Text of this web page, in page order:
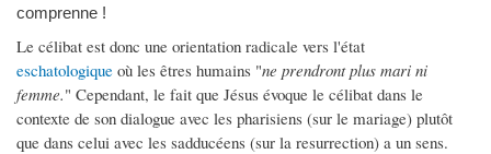
comprenne !
Le célibat est donc une orientation radicale vers l'état
eschatologique où les êtres humains "ne prendront plus mari ni
femme." Cependant, le fait que Jésus évoque le célibat dans le
contexte de son dialogue avec les pharisiens (sur le mariage) plutôt
que dans celui avec les sadducéens (sur la resurrection) a un sens.